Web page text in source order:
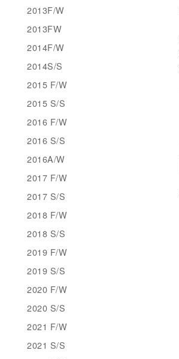
2013F/W
2013FW
2014F/W
2014S/S
2015 F/W
2015 S/S
2016 F/W
2016 S/S
2016A/W
2017 F/W
2017 S/S
2018 F/W
2018 S/S
2019 F/W
2019 S/S
2020 F/W
2020 S/S
2021 F/W
2021 S/S